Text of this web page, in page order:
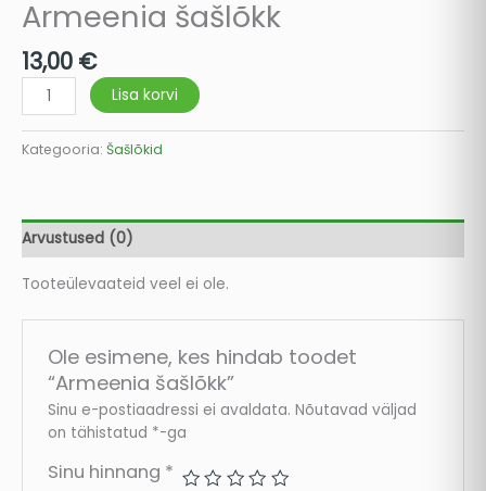
Armeenia šašlõkk
13,00 €
Lisa korvi
Kategooria: Šašlõkid
Arvustused (0)
Tooteülevaateid veel ei ole.
Ole esimene, kes hindab toodet
“Armeenia šašlõkk”
Sinu e-postiaadressi ei avaldata. Nõutavad väljad
on tähistatud *-ga
Sinu hinnang *